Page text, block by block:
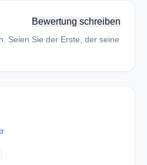
Bewertung schreiben
Seien Sie der Erste, der seine